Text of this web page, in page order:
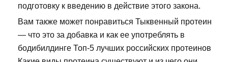
подготовку к введению в действие этого закона.
Вам также может понравиться Тыквенный протеин
— что это за добавка и как ее употреблять в
бодибилдинге Топ-5 лучших российских протеинов